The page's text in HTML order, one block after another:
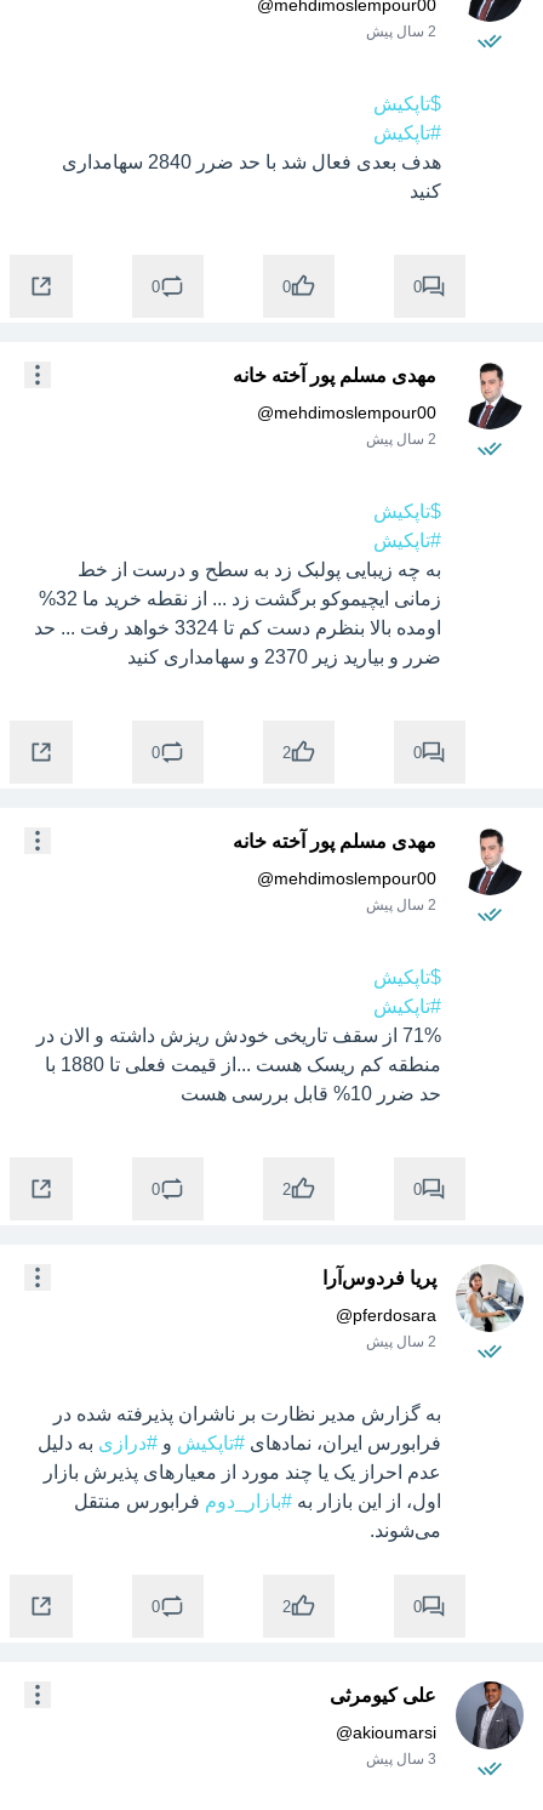
@mehdimoslempour00
2 سال پیش
$تاپکیش
#تاپکیش
کنید
0
0
0
مهدی مسلم پور آخته خانه
@mehdimoslempour00
2 سال پیش
$تاپکیش
#تاپکیش
ضرر و بیارید زیر 2370 و سهامداری کنید
0
2
0
مهدی مسلم پور آخته خانه
@mehdimoslempour00
2 سال پیش
$تاپکیش
#تاپکیش
حد ضرر 10% قابل بررسی هست
0
2
0
پریا فردوس‌آرا
@pferdosara
2 سال پیش
فرابورس ایران، نمادهای #تاپکیش و #درازی
اول، از این بازار به #بازار_دوم
می‌شوند.
0
2
0
علی کیومرثی
@akioumarsi
3 سال پیش